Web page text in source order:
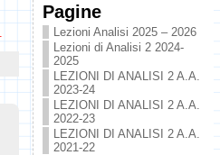
Pagine
Lezioni Analisi 2025 – 2026
Lezioni di Analisi 2 2024-
2025
LEZIONI DI ANALISI 2 A.A.
2023-24
LEZIONI DI ANALISI 2 A.A.
2022-23
LEZIONI DI ANALISI 2 A.A.
2021-22